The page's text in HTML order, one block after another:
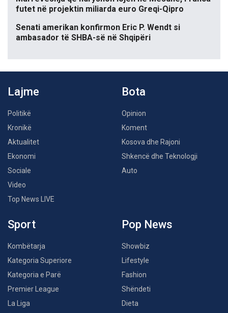
futet në projektin miliarda euro Greqi-Qipro
Senati amerikan konfirmon Eric P. Wendt si
ambasador të SHBA-së në Shqipëri
Lajme
Politikë
Kronikë
Aktualitet
Ekonomi
Sociale
Video
Top News LIVE
Bota
Opinion
Koment
Kosova dhe Rajoni
Shkencë dhe Teknologji
Auto
Sport
Kombëtarja
Kategoria Superiore
Kategoria e Parë
Premier League
La Liga
Pop News
Showbiz
Lifestyle
Fashion
Shëndeti
Dieta